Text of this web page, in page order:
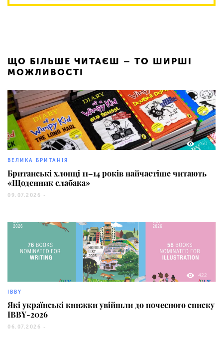
ЩО БІЛЬШЕ ЧИТАЄШ – ТО ШИРШІ
МОЖЛИВОСТІ
260
ВЕЛИКА БРИТАНІЯ
Британські хлопці 11–14 років найчастіше читають
«Щоденник слабака»
09.07.2026 -
422
IBBY
Які українські книжки увійшли до почесного списку
IBBY-2026
06.07.2026 -